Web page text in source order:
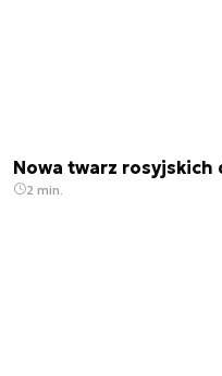
Nowa twarz rosyjskich
2 min.